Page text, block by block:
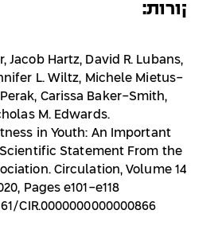
Jacob Hartz, David R. Lubans,
Jennifer L. Wiltz, Michele Mietus-
M. Perak, Carissa Baker-Smith,
Nicholas M. Edwards.
Fitness in Youth: An Important
A Scientific Statement From the
Association. Circulation, Volume
2020, Pages e101-e118
CIR.0000000000000866